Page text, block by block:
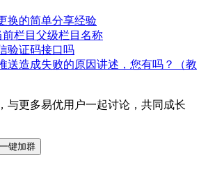
换的简单分享经验
前栏目父级栏目名称
验证码接口吗
送造成失败的原因讲述，您有吗？（教
与更多易优用户一起讨论，共同成长
一键加群